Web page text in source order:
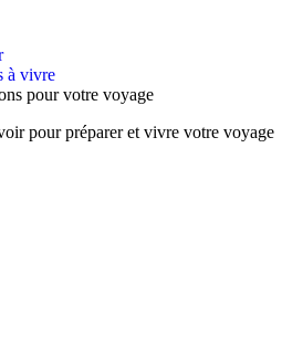
à vivre
pour votre voyage
pour préparer et vivre votre voyage